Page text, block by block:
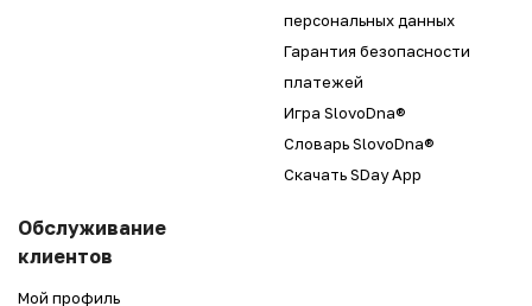
персональных данных
Гарантия безопасности
платежей
Игра SlovoDna®
Словарь SlovoDna®
Скачать SDay App
Обслуживание
клиентов
Мой профиль